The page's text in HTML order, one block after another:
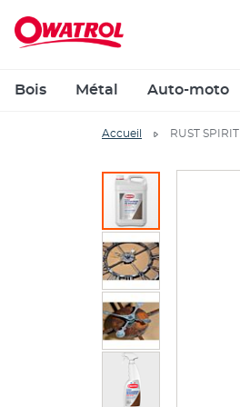
Bois Métal Auto-moto
Accueil RUST SPIRIT